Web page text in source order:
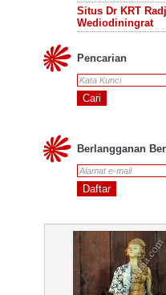
Situs Dr KRT
Wediodiningrat
Pencarian
Berlangganan